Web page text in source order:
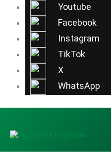
Youtube
Facebook
Instagram
TikTok
X
WhatsApp
contenido